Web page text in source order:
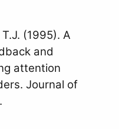
(1995). A
and
attention
Journal of